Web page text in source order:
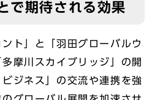
で期待される効果
ト」と「羽田グローバルウ
摩川スカイブリッジ」の開
ジネス」の交流や連携を強